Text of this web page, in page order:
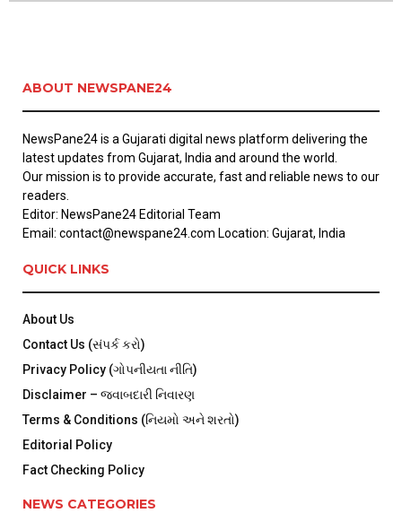
ABOUT NEWSPANE24
NewsPane24 is a Gujarati digital news platform delivering the
latest updates from Gujarat, India and around the world.
Our mission is to provide accurate, fast and reliable news to our
readers.
Editor: NewsPane24 Editorial Team
Email: contact@newspane24.com Location: Gujarat, India
QUICK LINKS
About Us
Contact Us (સંપર્ક કરો)
Privacy Policy (ગોપનીયતા નીતિ)
Disclaimer – જવાબદારી નિવારણ
Terms & Conditions (નિયમો અને શરતો)
Editorial Policy
Fact Checking Policy
NEWS CATEGORIES